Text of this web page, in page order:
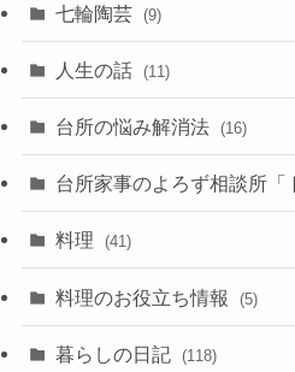
七輪陶芸 (9)
人生の話 (11)
台所の悩み解消法 (16)
台所家事のよろず相談所「
料理 (41)
料理のお役立ち情報 (5)
暮らしの日記 (118)